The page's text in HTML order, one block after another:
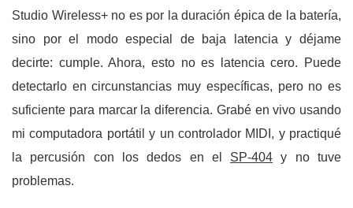
Studio Wireless+ no es por la duración épica de la batería,
sino por el modo especial de baja latencia y déjame
decirte: cumple. Ahora, esto no es latencia cero. Puede
detectarlo en circunstancias muy específicas, pero no es
suficiente para marcar la diferencia. Grabé en vivo usando
mi computadora portátil y un controlador MIDI, y practiqué
la percusión con los dedos en el SP-404 y no tuve
problemas.